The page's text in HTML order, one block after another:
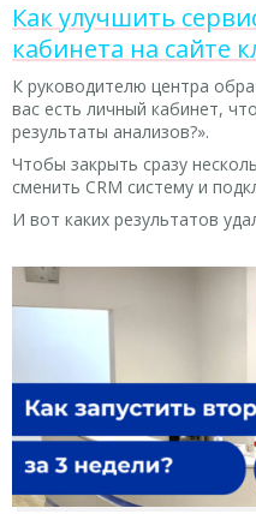
Как улучшить
кабинета на сайте
К руководителю центра
вас есть личный кабинет,
результаты анализов?».
Чтобы закрыть сразу
сменить CRM систему и
И вот каких результатов